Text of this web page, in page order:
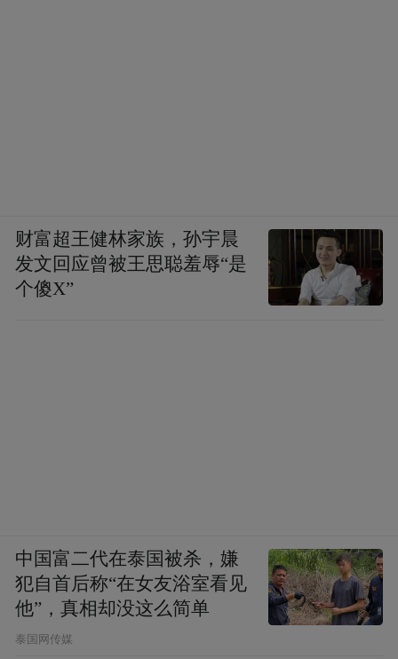
财富超王健林家族，孙宇晨
发文回应曾被王思聪羞辱“是
个傻X”
中国富二代在泰国被杀，嫌
犯自首后称“在女友浴室看见
他”，真相却没这么简单
泰国网传媒